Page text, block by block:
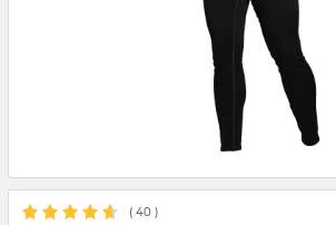
( 40 )